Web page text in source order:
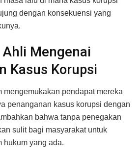
dengan konsekuensi yang
Ahli Mengenai
Kasus Korupsi
mengemukakan pendapat mereka
penanganan kasus korupsi dengan
bahwa tanpa penegakan
sulit bagi masyarakat untuk
hukum yang ada.